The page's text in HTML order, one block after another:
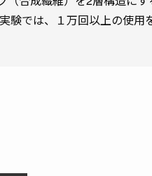
験では、１万回以上の使